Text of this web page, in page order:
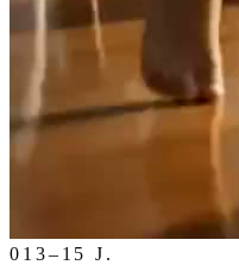
01 3–15 J.